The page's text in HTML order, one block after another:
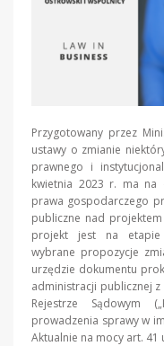
Przygotowany przez
ustawy o zmianie
prawnego i
kwietnia 2023 r. ma na
prawa gospodarczego
publiczne nad
projekt jest na etapie
wybrane propozycje
urzędzie dokumentu
administracji publicznej
Rejestrze Sądowym
prowadzenia sprawy w
Aktualnie na mocy art. 41